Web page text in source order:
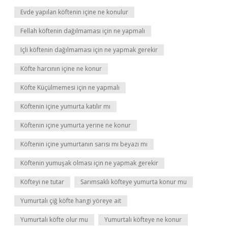
Evde yapılan köftenin içine ne konulur
Fellah köftenin dağılmaması için ne yapmalı
Içli köftenin dağılmaması için ne yapmak gerekir
Köfte harcının içine ne konur
Köfte Küçülmemesi için ne yapmalı
Köftenin içine yumurta katılır mı
Köftenin içine yumurta yerine ne konur
Köftenin içine yumurtanın sarısı mı beyazı mı
Köftenin yumuşak olması için ne yapmak gerekir
Köfteyi ne tutar Sarımsaklı köfteye yumurta konur mu
Yumurtalı çiğ köfte hangi yöreye ait
Yumurtalı köfte olur mu Yumurtalı köfteye ne konur